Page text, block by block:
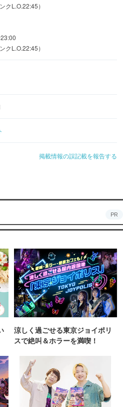
クL.O.22:45）
クL.O.22:45）
掲載情報の誤記載を報告する
PR
涼しく過ごせる東京ジョイポリ
スで絶叫＆ホラーを満喫！